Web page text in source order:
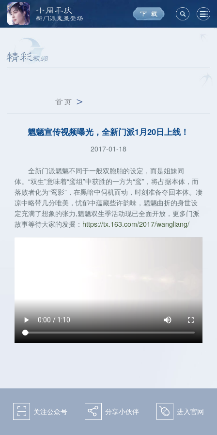
十周年庆
新门派鬼墨登场
首页 >
魍魉宣传视频曝光，全新门派1月20日上线！
2017-01-18
全新门派魍魉不同于一般双胞胎的设定，而是姐妹同
体。“双生”意味着“鸾组”中获胜的一方为“鸾”，将占据本体，而
落败者化为“鸾影”，在黑暗中伺机而动，时刻准备夺回本体。凄
凉中略带几分唯美，忧郁中蕴藏些许韵味，魍魉曲折的身世设
定充满了想象的张力,魍魉双生季活动现已全面开放，更多门派
故事等待大家的发掘： https://tx.163.com/2017/wangliang/
关注微博：网易天下手游 关注微信：天下手游
򰀁 关注公众号 򰀂 分享小伙伴 򰀄 进入官网